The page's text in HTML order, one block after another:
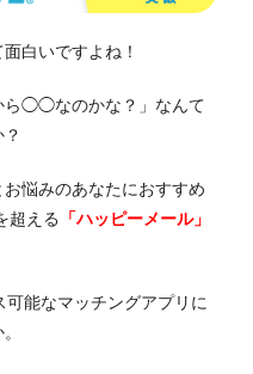
白いですよね！
ら◯◯なのかな？」なんて
悩みのあなたにおすすめ
超える 「ハッピーメール」
可能なマッチングアプリに